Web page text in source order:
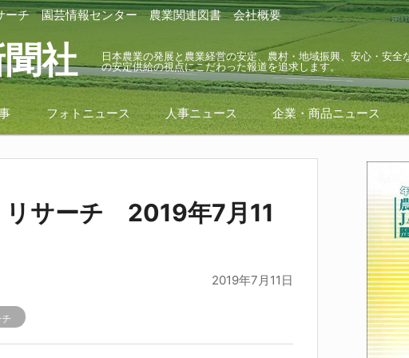
ーチ 園芸情報センター 農業関連図書 会社概要
社
日本農業の発展と農業経営の安定、農村・地域振興、安心・安全
の安定供給の視点にこだわった報道を追求します。
フォトニュース 人事ニュース 企業・商品ニュース
リサーチ 2019年7月11
2019年7月11日